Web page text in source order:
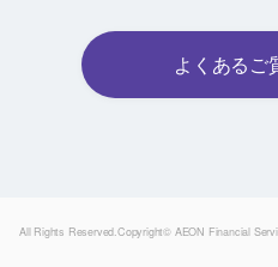
よくあるご
All Rights Reserved.Copyright© AEON Financial